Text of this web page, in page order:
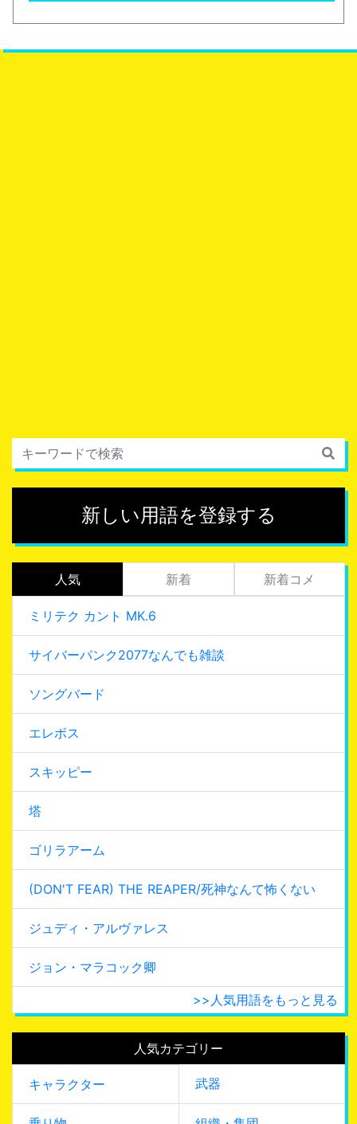
新しい用語を登録する
人気 新着 新着コメ
ミリテク カント MK.6
サイバーパンク2077なんでも雑談
ソングバード
エレボス
スキッピー
塔
ゴリラアーム
(DON'T FEAR) THE REAPER/死神なんて怖くない
ジュディ・アルヴァレス
ジョン・マラコック卿
>>人気用語をもっと見る
人気カテゴリー
キャラクター 武器